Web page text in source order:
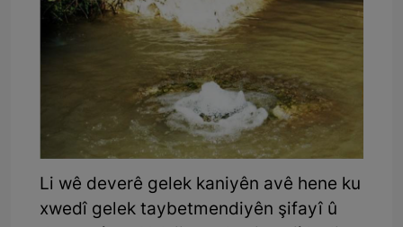
Li wê deverê gelek kaniyên avê hene ku
xwedî gelek taybetmendiyên şifayî û